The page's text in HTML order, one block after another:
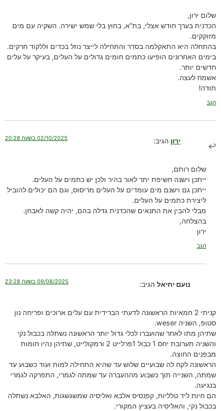
שלום ירון,
הכדנית בערך חודש אצלי, בת”א, בחוץ בלי שמש ישירה. השקיה עם מים
מזוקקים.
בהתחלה היא התאקלמה בסדר והתחילה לייצר נוזל בכדים וללקוד חרקים.
בימים האחרונים הופיעו כתמים חומים גדולים על העלים, בעיקר על עלים
חדשים יותר.
אשמח לעצה.
תודה!
הגב
ירון הגיב: 02/10/2025 בשעה 20:28
שלום רותם,
ייתכן וישנה חשיפת יתר לאור בהיר ולכן יש כתמים על העלים.
ייתכן גם וישנם מים עומדים על העלים מריסוס, וגם הם יכולים להוביל
ליצירת כתמים על העלים.
מבלי להבין את התנאים שהכדנית גדלה בהם, יהיה קשה לאבחן.
בהצלחה,
ירון
הגב
נועם יחיאל הגיב: 09/08/2025 בשעה 23:28
קניתי 2 חמאיות הראשונה לדעתי הברידית עם עלים ארוכים ופריחה נון
סטופ, השניה weser.
שתיהן מתו לאחר שהועברו לכלי גדול יותר הראשונה נשתלה בכבול נקי
והשניה תערובת יחס 1 כבול 1פרלייט 2 ורמקולייט, שתיהן נהיו חומות
מבפנים החוצה.
הראשונה לקח לה שבועיים שלוש עד שהיא התחילה למות ועוד כשבוע עד
שמתה, השנייה תוך כשבוע מההעברה עד שמתה לגמרי, התפרקה לגמרי
בנגיעה.
הם חיות ליד טלליות, קפנסיס אלבא ואליסיה שמשגשגות, האלבא נשתלה
בכבול נקי, והאליסיה בעציץ המקורי.